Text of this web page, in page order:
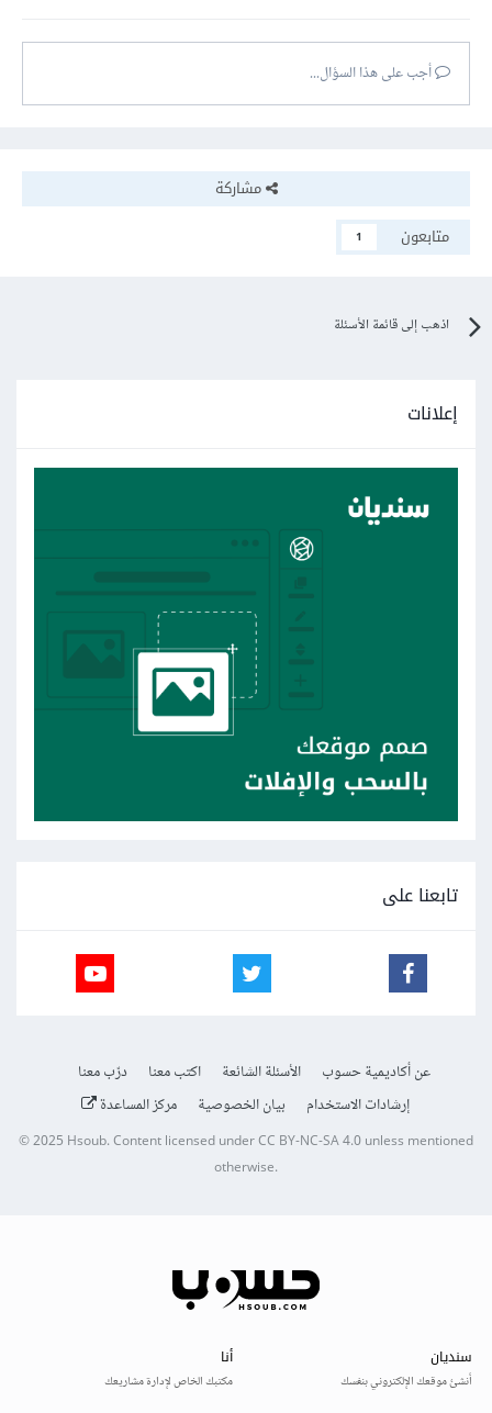
أجب على هذا السؤال...
مشاركة
متابعون
1
اذهب إلى قائمة الأسئلة
إعلانات
تابعنا على
عن أكاديمية حسوب الأسئلة الشائعة اكتب معنا
درّب معنا
إرشادات الاستخدام
بيان الخصوصية مركز المساعدة
© 2025Hsoub.Content licensed underCC BY-NC-SA 4.0unless mentioned
otherwise.